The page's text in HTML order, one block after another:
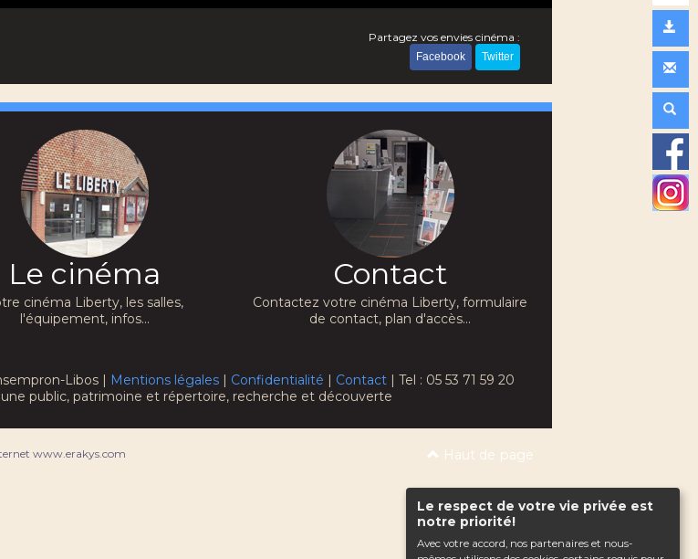
Le respect de votre vie privée est
notre priorité!
Avec votre accord, nos partenaires et nous-
Partagez vos envies cinéma :
Facebook Twitter
Le cinéma
cinéma Liberty, les salles,
l'équipement, infos...
Contact
Contactez votre cinéma Liberty, formulaire
de contact, plan d'accès...
Libos | Mentions légales | Confidentialité | Contact | Tel : 05 53 71 59 20
public, patrimoine et répertoire, recherche et découverte
Haut de page
www.erakys.com